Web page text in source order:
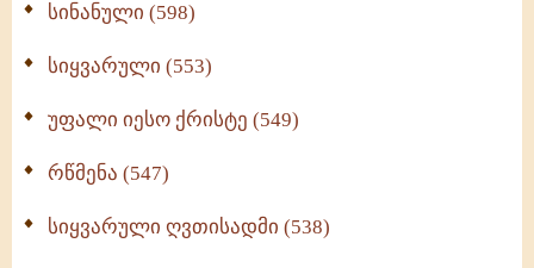
სინანული (598)
სიყვარული (553)
უფალი იესო ქრისტე (549)
რწმენა (547)
სიყვარული ღვთისადმი (538)